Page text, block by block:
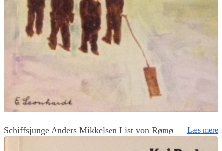
Schiffsjunge Anders Mikkelsen List von Rømø Læs mere